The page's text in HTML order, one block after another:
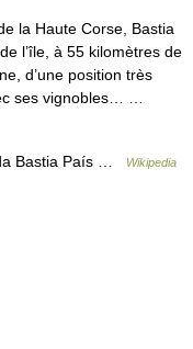
la Haute Corse, Bastia
l’île, à 55 kilomètres de
d’une position très
ses vignobles… …
Bastia País …
Wikipedia